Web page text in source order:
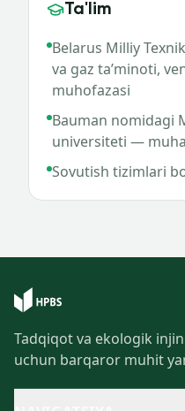
Ta'lim
Belarus Milliy
va gaz ta’minoti,
muhofazasi
Bauman nomidagi
universiteti —
Sovutish tizimlari
Tadqiqot va ekologik
uchun barqaror muhit